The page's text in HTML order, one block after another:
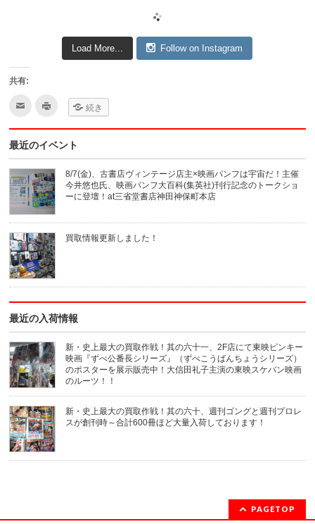
Load More... Follow on Instagram
共有:
ク
し
て
達
へ
メ
ー
ル
で
送
信
(新
し
い
ウ
ィ
ン
ド
ウ
開
き
ま
す)
ク
て
刷
(新
し
い
ウ
ィ
ン
ド
ウ
で
開
き
ま
す)
続き
最近のイベント
8/7(金)、古書店ヴィンテージ店主×映画パンフは宇宙だ！主催
今井悠也氏、映画パンフ大百科(集英社)刊行記念のトークショ
ーに登壇！at三省堂書店神田神保町本店
買取情報更新しました！
最近の入荷情報
新・史上最大の買取作戦！其の六十一、2F店にて東映ピンキー
映画『ずべ公番長シリーズ』（ずべこうばんちょうシリーズ）
のポスターを展示販売中！大信田礼子主演の東映スケバン映画
のルーツ！！
新・史上最大の買取作戦！其の六十、週刊ゴングと週刊プロレ
スが創刊時～合計600冊ほど大量入荷しております！
PAGETOP